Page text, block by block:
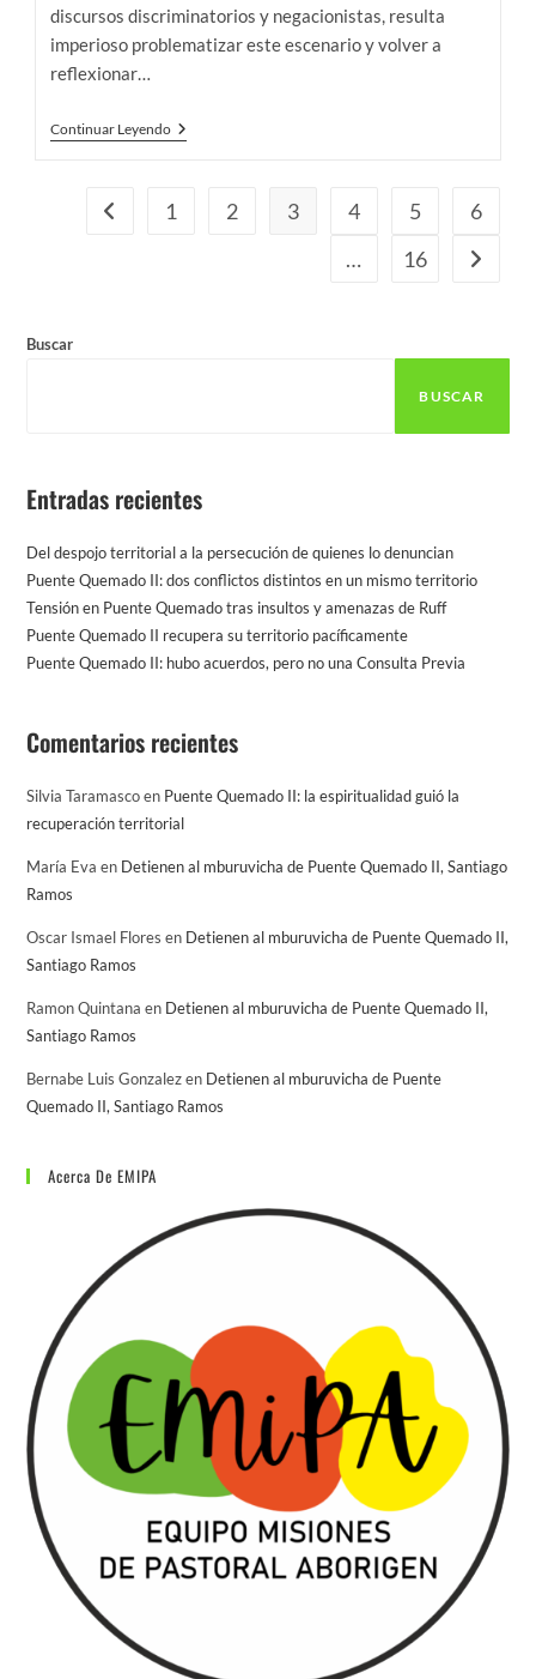
discursos discriminatorios y negacionistas, resulta
imperioso problematizar este escenario y volver a
reflexionar…
Continuar Leyendo“Reivindicar
La
Es
Un
Ir a la página anterior
1 2 3 4 5
6
…
16 Ir a la
Buscar
BUSCAR
Entradas recientes
Del despojo territorial a la persecución de quienes lo denuncian
Puente Quemado II: dos conflictos distintos en un mismo territorio
Tensión en Puente Quemado tras insultos y amenazas de Ruff
Puente Quemado II recupera su territorio pacíficamente
Puente Quemado II: hubo acuerdos, pero no una Consulta Previa
Comentarios recientes
Silvia Taramascoen Puente Quemado II: la espiritualidad guió la
recuperación territorial
María Eva en Detienen al mburuvicha de Puente Quemado II, Santiago
Ramos
Oscar Ismael Flores en Detienen al mburuvicha de Puente Quemado II,
Santiago Ramos
Ramon Quintana en Detienen al mburuvicha de Puente Quemado II,
Santiago Ramos
Bernabe Luis Gonzalezen Detienen al mburuvicha de Puente
Quemado II, Santiago Ramos
Acerca De EMIPA